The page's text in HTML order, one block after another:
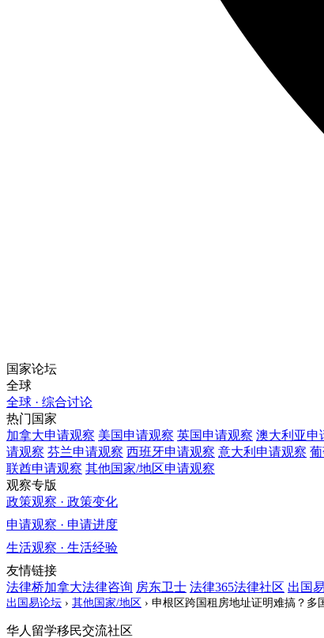
国家论坛
全球
全球 · 综合讨论
热门国家
加拿大申请观察 美国申请观察 英国申请观察 澳大利亚申
请观察 芬兰申请观察 西班牙申请观察 意大利 申请观察
联酋申请观察 其他国家/地区申请观察
观察专版
政策观察 · 政策变化
申请观察 · 申请进度
生活观察 · 生活经验
友情链接
法律桥加拿大法律咨询 房东卫士 法律365法律社区 出国
出国易论坛 › 其他国家/地区 › 申根区跨国租房地址证明难搞？多
华人留学移民交流社区